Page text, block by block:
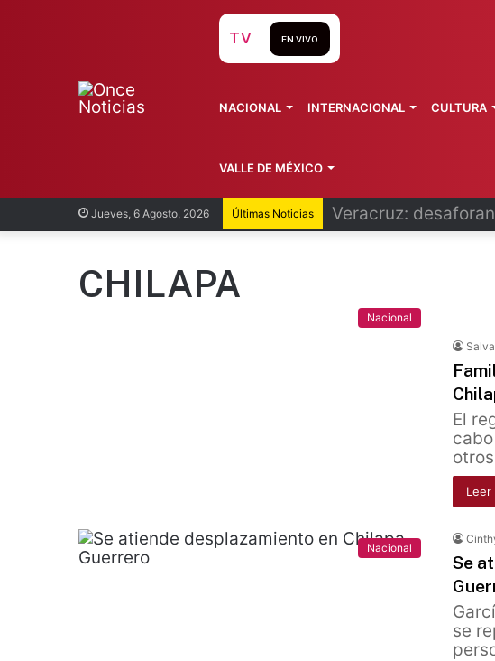
Jueves, 6 Agosto, 2026 Últimas Noticias Cofepris fortalece
TV EN VIVO
NACIONAL INTERNACIONAL CULTURA
VALLE DE MÉXICO
CHILAPA
Nacional
El
Leer
Nacional
Se
se